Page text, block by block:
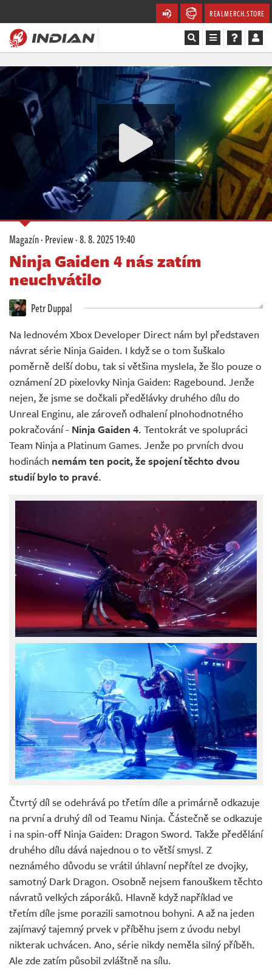
REALMERCH.STORE
Magazín
Recenze
Videa
Soutěže
Komunita
Redakce
Živě
Magazín·Preview·8. 8. 2025 19:40
Ninja Gaiden 4 nás zatím
neuchvátilo
Petr Duppal
Na lednovém Xbox Developer Direct nám byl představen
návrat série Ninja Gaiden. I když se o tom šuškalo
poměrně delší dobu, tak si většina myslela, že šlo pouze o
oznámení 2D pixelovky Ninja Gaiden: Ragebound. Jenže
nejen, že jsme se dočkali předělávky druhého dílu do
Unreal Enginu, ale zároveň odhalení plnohodnotného
pokračování - Ninja Gaiden 4. Tentokrát ve spolupráci
Team Ninja a Platinum Games. Jenže po prvních dvou
hodinách nemám ten pocit, že spojení těchto dvou
studií bylo to pravé.
Čtvrtý díl se odehrává po třetím díle a primárně odkazuje
na první a druhý díl od Teamu Ninja. Částečně se odkazuje
i na spin-off Ninja Gaiden: Dragon Sword. Takže předělání
druhého dílu dává najednou o to větší smysl. Z
neznámého důvodu se vrátil úhlavní nepřítel ze dvojky,
samotný Dark Dragon. Osobně nejsem fanouškem těchto
návratů velkých záporáků. Hlavně když například ve
třetím díle jsme porazili samotnou bohyni. A až na jeden
zajímavý tajemný prvek v příběhu jsem z úvodu nebyl
nikterak uchvácen. Ano, série nikdy neměla silný příběh.
Ale zde zatím působil zvláštně na sílu.